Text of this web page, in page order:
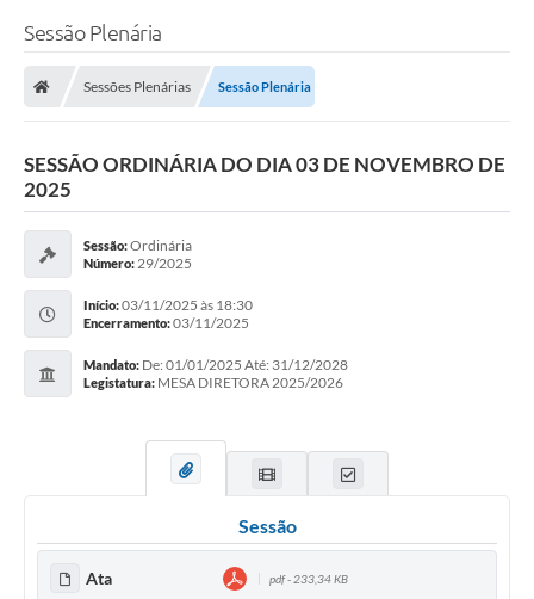
Legislação
Lei de Acesso à Informação
LGPD - Política de Privacidade
Diários Oficial
Arquivos para Download
Agenda
Sessão Plenária
Sessões Plenárias Sessão Plenária
SESSÃO ORDINÁRIA DO DIA 03 DE NOVEMBRO DE
2025
Sessão:Ordinária
Número:29/2025
Início:03/11/2025 às 18:30
Encerramento:03/11/2025
Mandato: De: 01/01/2025 Até: 31/12/2028
Legistatura: MESA DIRETORA 2025/2026
Sessão
Ata pdf - 233,34 KB